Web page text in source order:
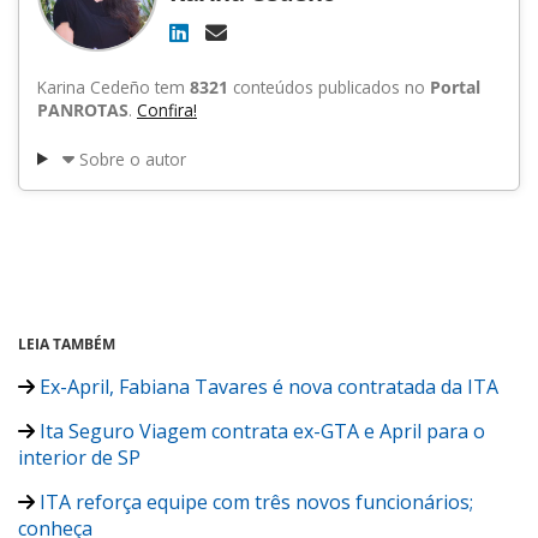
Karina Cedeño tem 8321 conteúdos publicados no Portal
PANROTAS. Confira!
Sobre o autor
LEIA TAMBÉM
Ex-April, Fabiana Tavares é nova contratada da ITA
Ita Seguro Viagem contrata ex-GTA e April para o
interior de SP
ITA reforça equipe com três novos funcionários;
conheça